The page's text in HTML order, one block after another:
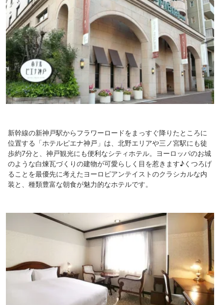
新幹線の新神戸駅からフラワーロードをまっすぐ降りたところに
位置する「ホテルピエナ神戸」は、北野エリアや三ノ宮駅にも徒
歩約7分と、神戸観光にも便利なシティホテル。ヨーロッパのお城
のような白煉瓦づくりの建物が可愛らしく目を惹きます♪くつろげ
ることを最優先に考えたヨーロピアンテイストのクラシカルな内
装と、種類豊富な朝食が魅力的なホテルです。